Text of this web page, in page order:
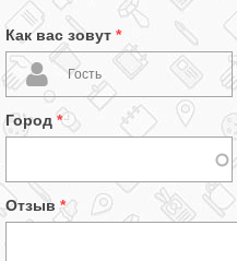
Как вас зовут *
Город *
Отзыв *